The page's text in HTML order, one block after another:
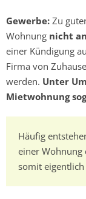
Gewerbe: Zu
Wohnung nicht
einer Kündigung
Firma von
werden. Unter
Mietwohnung
Häufig
einer Wohnung
somit